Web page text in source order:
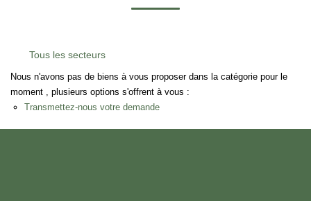
CONTACT
Créer une alerte
Tous les secteurs
Nous n'avons pas de biens à vous proposer dans la catégorie pour le
moment , plusieurs options s'offrent à vous :
Transmettez-nous votre demande